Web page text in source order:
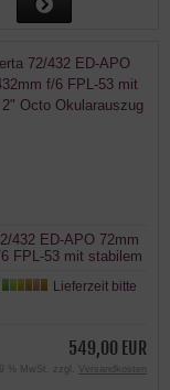
432 ED-APO 72mm
FPL-53 mit stabilem
Lieferzeit bitte
549,00 EUR
% MwSt. zzgl. Versandkosten